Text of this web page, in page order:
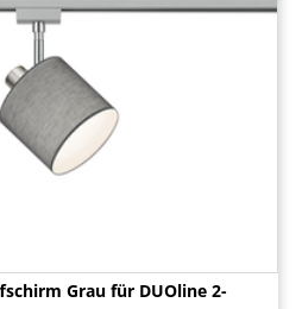
Grau für DUOline 2-